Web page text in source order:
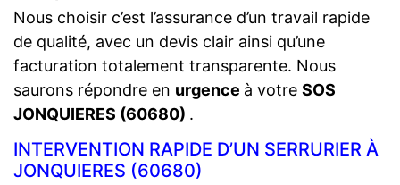
Nous choisir c’est l’assurance d’un travail rapide
de qualité, avec un devis clair ainsi qu’une
facturation totalement transparente. Nous
saurons répondre en urgence à votre SOS
JONQUIERES (60680) .
INTERVENTION RAPIDE D’UN SERRURIER À
JONQUIERES (60680)